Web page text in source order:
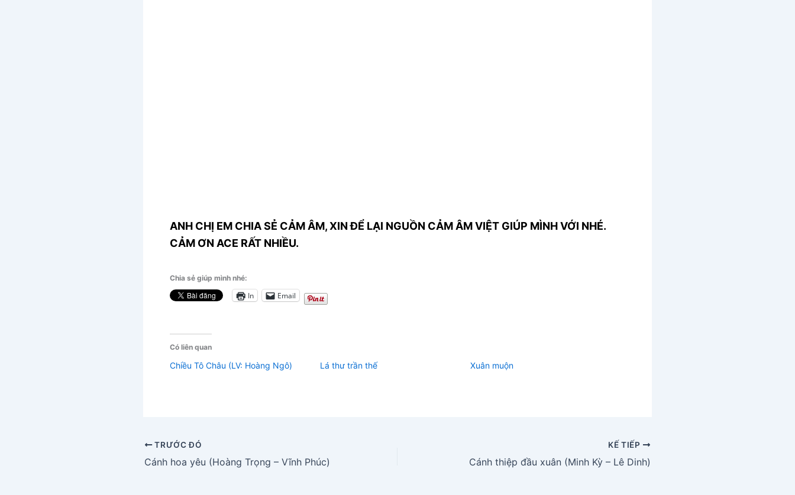
ANH CHỊ EM CHIA SẺ CẢM ÂM, XIN ĐỂ LẠI NGUỒN CẢM ÂM VIỆT GIÚP MÌNH VỚI NHÉ.
CẢM ƠN ACE RẤT NHIỀU.
Chia sẻ giúp mình nhé:
In Email
Có liên quan
Chiều Tô Châu (LV: Hoàng Ngô) Lá thư trần thế Xuân muộn
TRƯỚC ĐÓ
Cánh hoa yêu (Hoàng Trọng – Vĩnh Phúc)
KẾ TIẾP
Cánh thiệp đầu xuân (Minh Kỳ – Lê Dinh)